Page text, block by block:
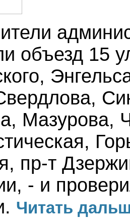
объезд 15
Мазурова,
пр-т
- и
Читать